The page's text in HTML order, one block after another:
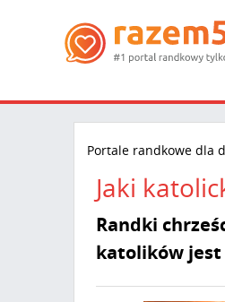
Portale randkowe dla
Jaki
Randki
katolików